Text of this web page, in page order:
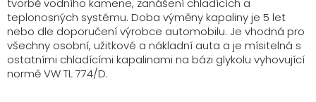
tvorbě vodního kamene, zanášení chladících a
teplonosných systému. Doba výměny kapaliny je 5 let
nebo dle doporučení výrobce automobilu. Je vhodná pro
všechny osobní, užitkové a nákladní auta a je mísitelná s
ostatními chladícími kapalinami na bázi glykolu vyhovující
normě VW TL 774/D.